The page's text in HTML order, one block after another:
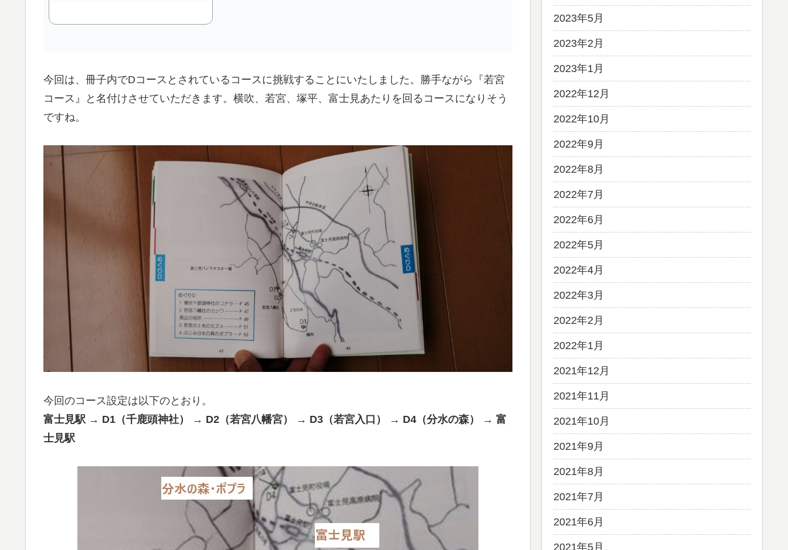
今回は、冊子内でDコースとされているコースに挑戦することにいたしました。勝手ながら『若宮
コース』と名付けさせていただきます。横吹、若宮、塚平、富士見あたりを回るコースになりそう
ですね。
今回のコース設定は以下のとおり。
富士見駅 → D1（千鹿頭神社） → D2（若宮八幡宮） → D3（若宮入口） → D4（分水の森） → 富
士見駅
2023年5月
2023年2月
2023年1月
2022年12月
2022年10月
2022年9月
2022年8月
2022年7月
2022年6月
2022年5月
2022年4月
2022年3月
2022年2月
2022年1月
2021年12月
2021年11月
2021年10月
2021年9月
2021年8月
2021年7月
2021年6月
2021年5月